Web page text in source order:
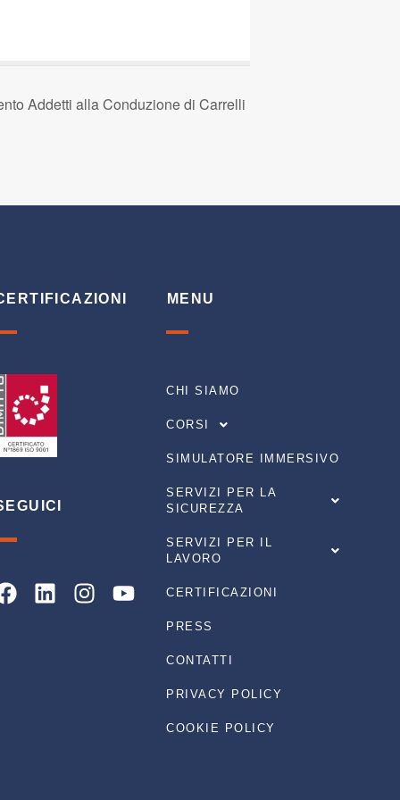
Addetti alla Conduzione di Carrelli
Facebook
Linkedin
Instagram
Youtube
MENU
CHI SIAMO
CORSI
SIMULATORE IMMERSIVO
SERVIZI PER LA
SICUREZZA
SERVIZI PER IL
LAVORO
CERTIFICAZIONI
PRESS
CONTATTI
PRIVACY POLICY
COOKIE POLICY